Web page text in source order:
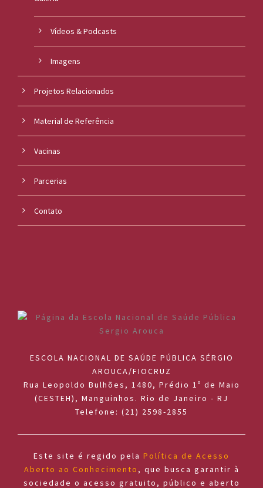
Vídeos & Podcasts
Imagens
Projetos Relacionados
Material de Referência
Vacinas
Parcerias
Contato
ESCOLA NACIONAL DE SAÚDE PÚBLICA SÉRGIO
AROUCA/FIOCRUZ
Rua Leopoldo Bulhões, 1480, Prédio 1º de Maio
(CESTEH), Manguinhos. Rio de Janeiro - RJ
Telefone: (21) 2598-2855
Este site é regido pela Política de Acesso
Aberto ao Conhecimento , que busca garantir à
sociedade o acesso gratuito, público e aberto